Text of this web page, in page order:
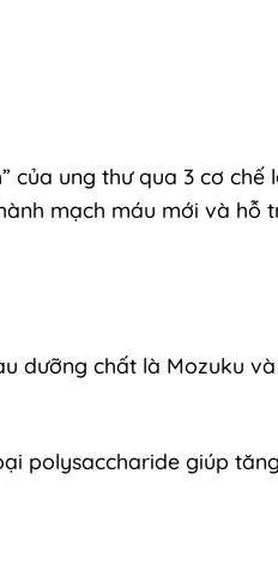
ung thư qua 3 cơ chế
mạch máu mới và hỗ
dưỡng chất là Mozuku
polysaccharide giúp